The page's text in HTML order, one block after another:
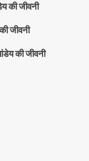
जीवनी
जीवनी
की जीवनी